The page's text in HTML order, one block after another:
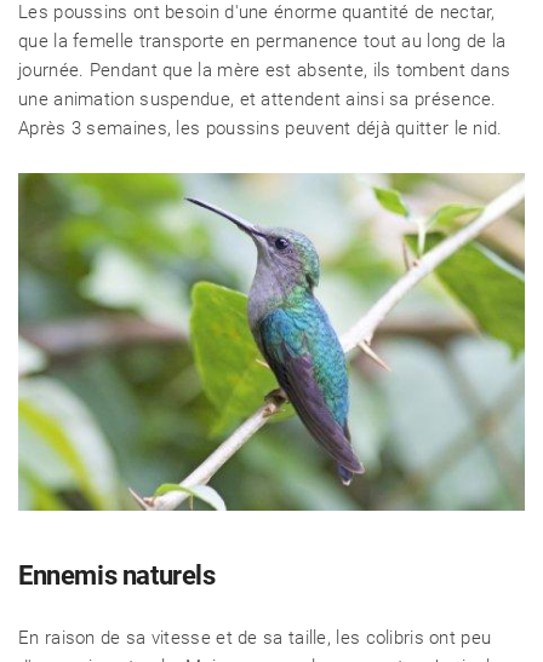
Les poussins ont besoin d'une énorme quantité de nectar,
que la femelle transporte en permanence tout au long de la
journée. Pendant que la mère est absente, ils tombent dans
une animation suspendue, et attendent ainsi sa présence.
Après 3 semaines, les poussins peuvent déjà quitter le nid.
Ennemis naturels
En raison de sa vitesse et de sa taille, les colibris ont peu